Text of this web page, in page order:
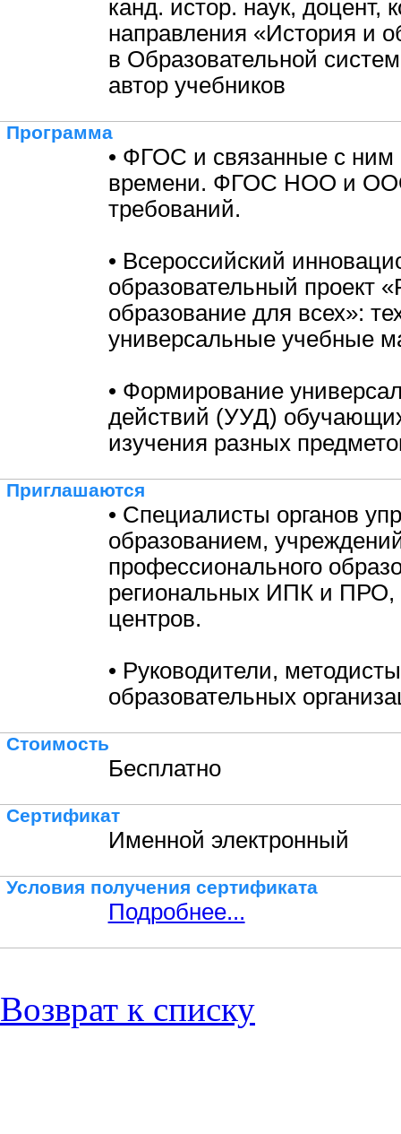
канд. истор. наук, доцент,
направления «История и
в Образовательной
автор учебников
Программа
• ФГОС и связанные с
времени. ФГОС НОО и
требований.
• Всероссийский
образовательный проект
образование для всех»:
универсальные учебные
• Формирование
действий (УУД)
изучения разных
Приглашаются
• Специалисты органов
образованием,
профессионального
региональных ИПК и ПРО,
центров.
• Руководители,
образовательных
Стоимость
Бесплатно
Сертификат
Именной электронный
Условия получения сертификата
Подробнее...
Возврат к списку